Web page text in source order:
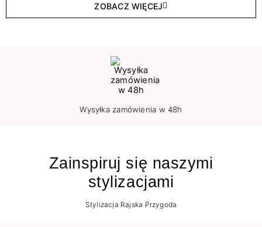
ZOBACZ WIĘCEJ
Wysyłka zamówienia w 48h
Zainspiruj się naszymi
stylizacjami
Stylizacja Rajska Przygoda